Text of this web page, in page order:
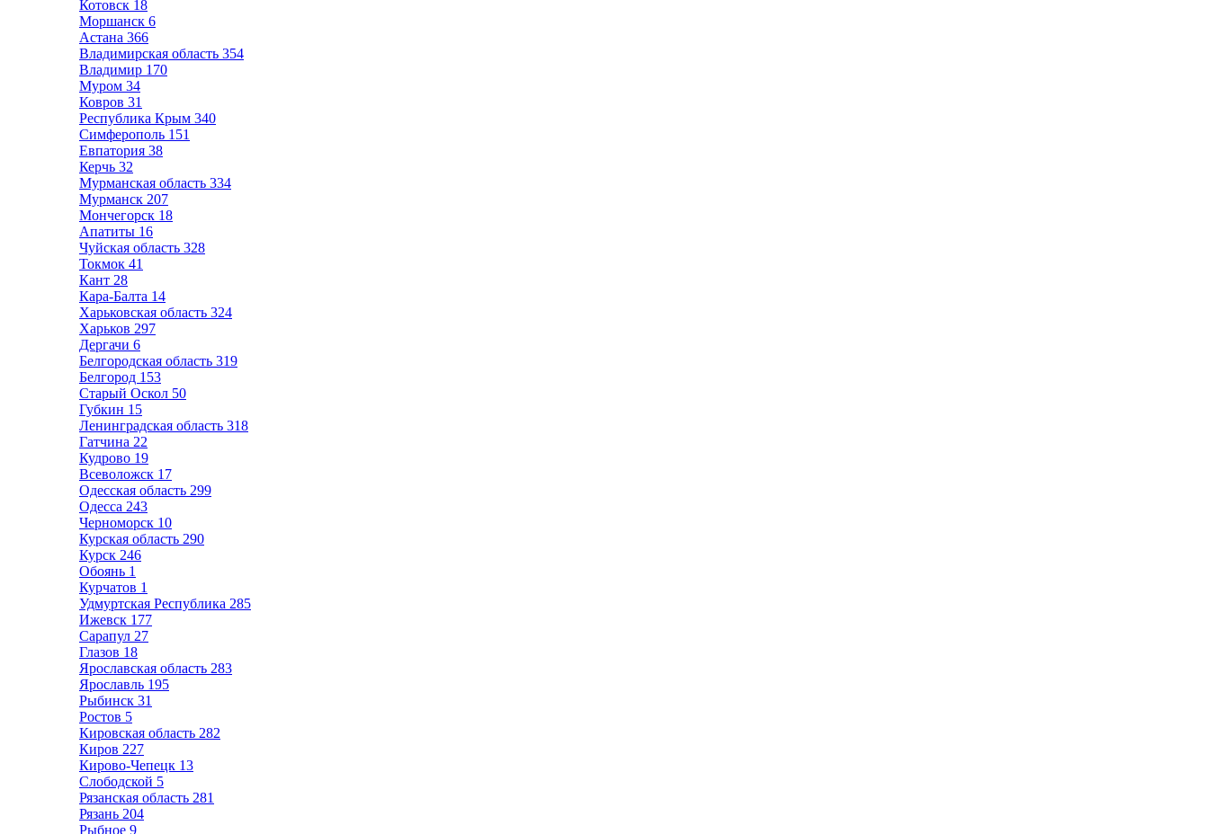
Котовск 18
Моршанск 6
Астана 366
Владимирская область 354
Владимир 170
Муром 34
Ковров 31
Республика Крым 340
Симферополь 151
Евпатория 38
Керчь 32
Мурманская область 334
Мурманск 207
Мончегорск 18
Апатиты 16
Чуйская область 328
Токмок 41
Кант 28
Кара-Балта 14
Харьковская область 324
Харьков 297
Дергачи 6
Белгородская область 319
Белгород 153
Старый Оскол 50
Губкин 15
Ленинградская область 318
Гатчина 22
Кудрово 19
Всеволожск 17
Одесская область 299
Одесса 243
Черноморск 10
Курская область 290
Курск 246
Обоянь 1
Курчатов 1
Удмуртская Республика 285
Ижевск 177
Сарапул 27
Глазов 18
Ярославская область 283
Ярославль 195
Рыбинск 31
Ростов 5
Кировская область 282
Киров 227
Кирово-Чепецк 13
Слободской 5
Рязанская область 281
Рязань 204
Рыбное 9